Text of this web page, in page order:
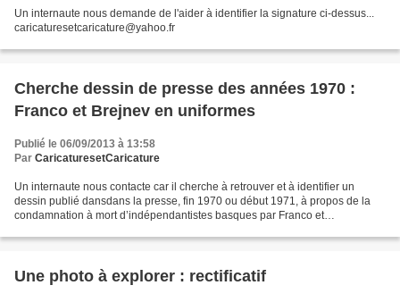
Un internaute nous demande de l'aider à identifier la signature ci-dessus...
caricaturesetcaricature@yahoo.fr
Cherche dessin de presse des années 1970 :
Franco et Brejnev en uniformes
Publié le 06/09/2013 à 13:58
Par CaricaturesetCaricature
Un internaute nous contacte car il cherche à retrouver et à identifier un
dessin publié dansdans la presse, fin 1970 ou début 1971, à propos de la
condamnation à mort d’indépendantistes basques par Franco et
Une photo à explorer : rectificatif